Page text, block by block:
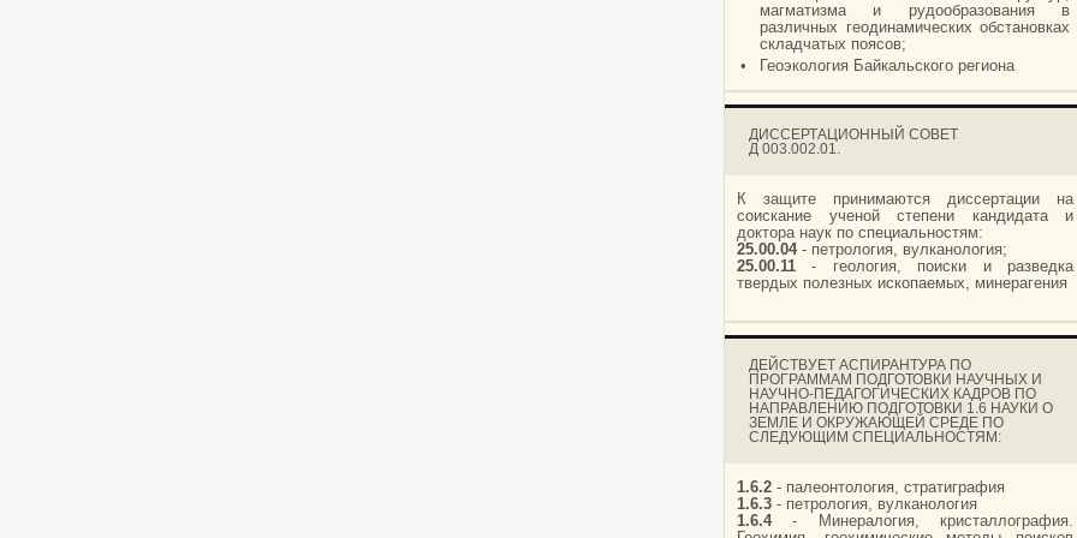
магматизма и рудообразования в
различных геодинамических обстановках
складчатых поясов;
•
Геоэкология Байкальского региона
ДИССЕРТАЦИОННЫЙ СОВЕТ
Д 003.002.01.
К защите принимаются диссертации на
соискание ученой степени кандидата и
доктора наук по специальностям:
25.00.04- петрология, вулканология;
25.00.11 - геология, поиски и разведка
твердых полезных ископаемых, минерагения
ДЕЙСТВУЕТ АСПИРАНТУРА ПО
ПРОГРАММАМ ПОДГОТОВКИ НАУЧНЫХ И
НАУЧНО-ПЕДАГОГИЧЕСКИХ КАДРОВ ПО
НАПРАВЛЕНИЮ ПОДГОТОВКИ 1.6 НАУКИ О
ЗЕМЛЕ И ОКРУЖАЮЩЕЙ СРЕДЕ ПО
СЛЕДУЮЩИМ СПЕЦИАЛЬНОСТЯМ:
1.6.2 - палеонтология, стратиграфия
1.6.3 - петрология, вулканология
1.6.4- Минералогия, кристаллография.